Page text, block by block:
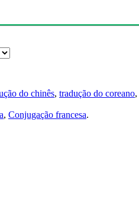
do chinês, tradução do coreano,
, Conjugação francesa.